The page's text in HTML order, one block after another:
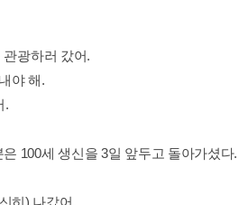
관광하러 갔어.
야 해.
.
100세 생신을 3일 앞두고 돌아가셨다.
히) 나갔어.